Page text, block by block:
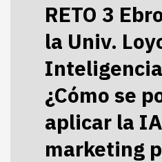
RETO 3
la Univ.
¿Cómo se
aplicar la
marketing